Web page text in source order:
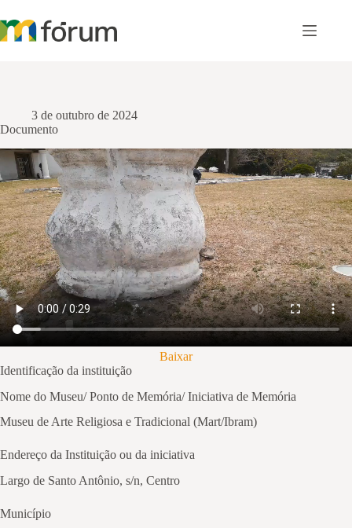
para
o
3 de outubro de 2024
Documento
Baixar
Identificação da instituição
Nome do Museu/ Ponto de Memória/ Iniciativa de Memória
Museu de Arte Religiosa e Tradicional (Mart/Ibram)
Endereço da Instituição ou da iniciativa
Largo de Santo Antônio, s/n, Centro
Município